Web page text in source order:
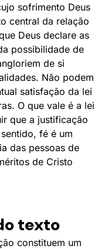
sofrimento Deus
central da relação
Deus declare as
possibilidade de
de si
Não podem
satisfação da lei
O que vale é a lei
que a justificação
fé é um
das pessoas de
de Cristo
texto
constituem um